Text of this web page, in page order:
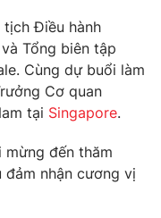
Điều hành
Tổng biên tập
Cùng dự buổi làm
Cơ quan
tại Singapore.
đến thăm
nhận cương vị